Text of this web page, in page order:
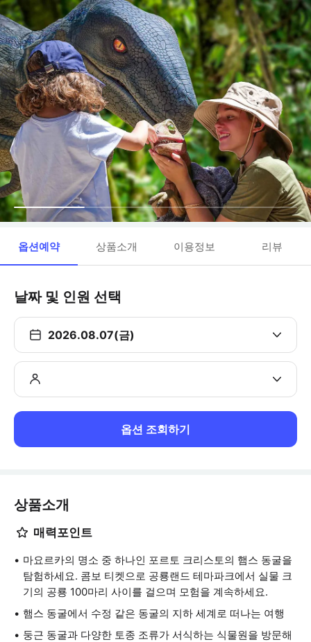
옵션예약 상품소개 이용정보 리뷰
날짜 및 인원 선택
2026.08.07(금)
옵션 조회하기
상품소개
매력포인트
마요르카의 명소 중 하나인 포르토 크리스토의 햄스 동굴을
탐험하세요. 콤보 티켓으로 공룡랜드 테마파크에서 실물 크
기의 공룡 100마리 사이를 걸으며 모험을 계속하세요.
햄스 동굴에서 수정 같은 동굴의 지하 세계로 떠나는 여행
둥근 동굴과 다양한 토종 조류가 서식하는 식물원을 방문해